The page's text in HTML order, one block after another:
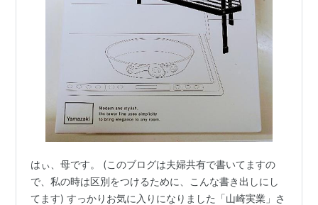
はぃ、母です。 (このブログは夫婦共有で書いてますの
で、私の時は区別をつけるために、こんな書き出しにし
てます) すっかりお気に入りになりました「山崎実業」さ